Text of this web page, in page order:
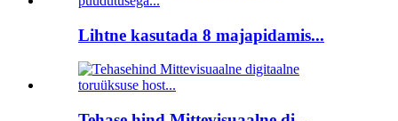
Lihtne kasutada 8 majapidamis...